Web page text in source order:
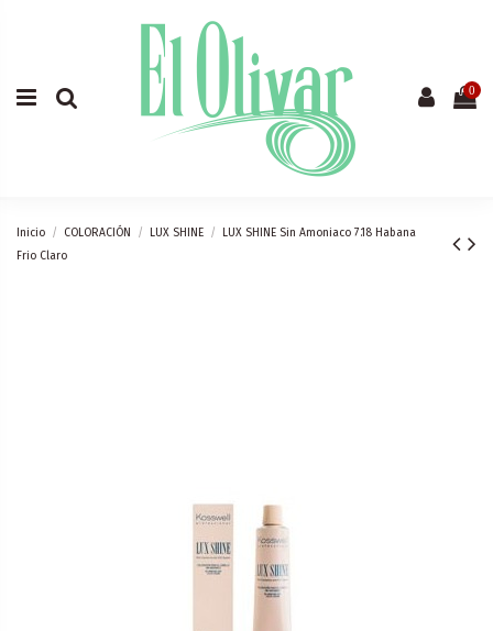
0
Inicio COLORACIÓN LUX SHINE
LUX SHINE Sin Amoniaco 7.18 Habana
Frio Claro